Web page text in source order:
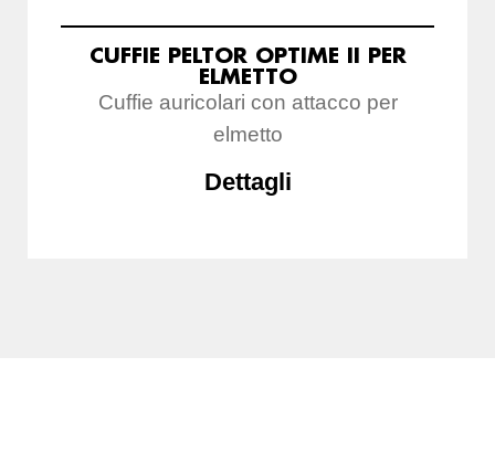
CUFFIE PELTOR OPTIME II PER
ELMETTO
Cuffie auricolari con attacco per
elmetto
Dettagli